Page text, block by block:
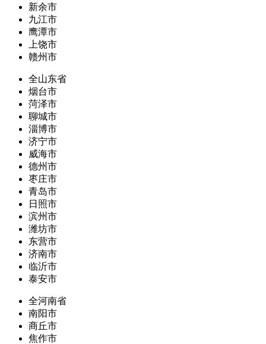
新余市
九江市
鹰潭市
上饶市
赣州市
全山东省
烟台市
菏泽市
聊城市
淄博市
济宁市
威海市
德州市
枣庄市
青岛市
日照市
滨州市
潍坊市
东营市
济南市
临沂市
泰安市
全河南省
南阳市
商丘市
焦作市